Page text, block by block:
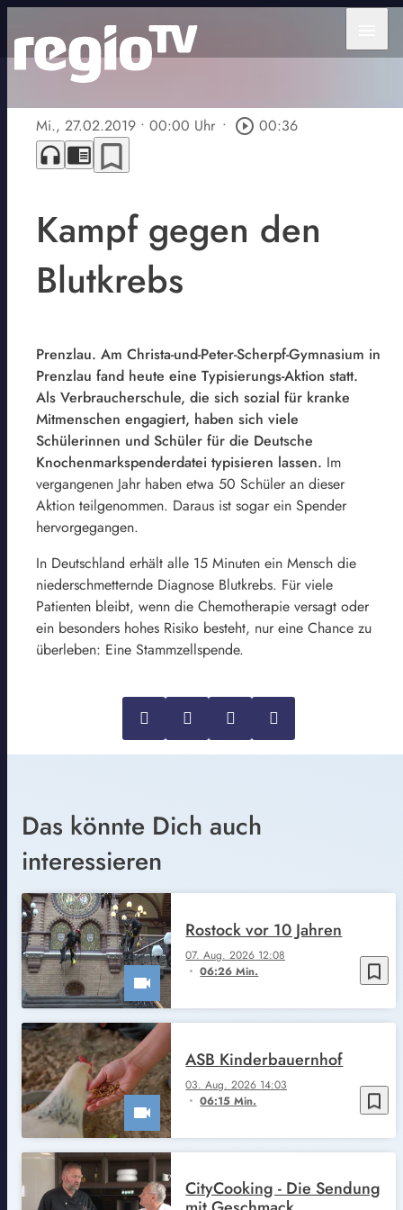
Mi., 27.02.2019 • 00:00 Uhr • play_circle_outline 00:36
headphones chrome_reader_mode bookmark_border
Kampf gegen den
Blutkrebs
Prenzlau. Am Christa-und-Peter-Scherpf-Gymnasium in
Prenzlau fand heute eine Typisierungs-Aktion statt.
Als Verbraucherschule, die sich sozial für kranke
Mitmenschen engagiert, haben sich viele
Schülerinnen und Schüler für die Deutsche
Knochenmarkspenderdatei typisieren lassen. Im
vergangenen Jahr haben etwa 50 Schüler an dieser
Aktion teilgenommen. Daraus ist sogar ein Spender
hervorgegangen.
In Deutschland erhält alle 15 Minuten ein Mensch die
niederschmetternde Diagnose Blutkrebs. Für viele
Patienten bleibt, wenn die Chemotherapie versagt oder
ein besonders hohes Risiko besteht, nur eine Chance zu
überleben: Eine Stammzellspende.
Das könnte Dich auch
interessieren
bookmark_border
07. Aug. 2026 12:08
06:26 Min.
Rostock vor 10 Jahren
bookmark_border
03. Aug. 2026 14:03
06:15 Min.
ASB Kinderbauernhof
CityCooking - Die Sendung